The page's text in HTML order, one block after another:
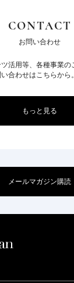
CONTACT
お問い合わせ
活用等、各種事業の
合わせはこちらから。
もっと見る
メールマガジン購読